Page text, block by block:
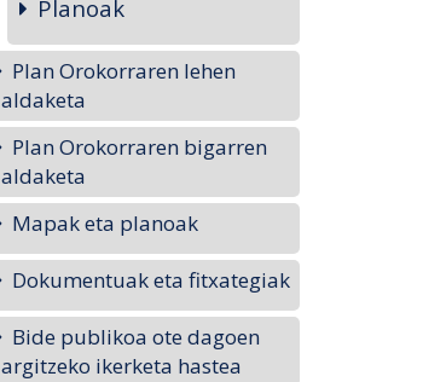
Planoak
Plan Orokorraren lehen
aldaketa
Plan Orokorraren bigarren
aldaketa
Mapak eta planoak
Dokumentuak eta fitxategiak
Bide publikoa ote dagoen
argitzeko ikerketa hastea